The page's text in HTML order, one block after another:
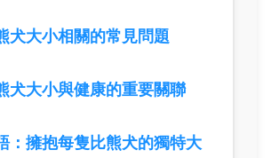
犬大小相關的常見問題
犬大小與健康的重要關聯
：擁抱每隻比熊犬的獨特大